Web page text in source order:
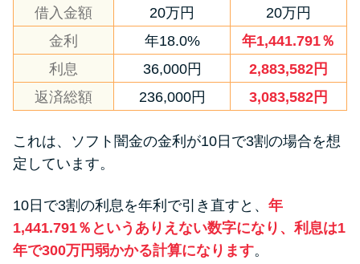
借入金額
20万円
20万円
金利
年18.0%
年1,441.791％
利息
36,000円
2,883,582円
返済総額
236,000円 3,083,582円
これは、ソフト闇金の金利が10日で3割の場合を想
定しています。
10日で3割の利息を年利で引き直すと、 年
1,441.791％というありえない数字になり、利息は1
年で300万円弱かかる計算になります。